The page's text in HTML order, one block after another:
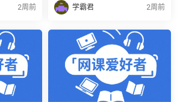
2周前 学霸君 2周前